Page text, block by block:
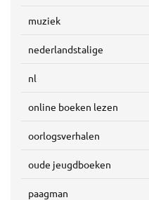
muziek
nederlandstalige
nl
online boeken lezen
oorlogsverhalen
oude jeugdboeken
paagman